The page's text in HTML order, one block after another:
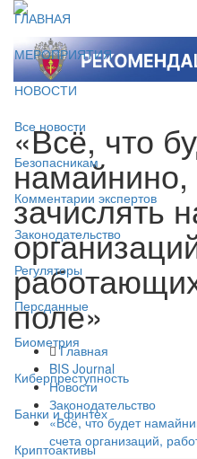
ГЛАВНАЯ
МЕРОПРИЯТИЯ
НОВОСТИ
Все новости
Безопасникам
Комментарии экспертов
Законодательство
Регуляторы
Персданные
Биометрия
Киберпреступность
Банки и финтех
Криптоактивы
«Всё, что
зачислять
поле»
Главная
BIS Journal
Новости
Законодательство
«Всё, что будет
счета организаций,